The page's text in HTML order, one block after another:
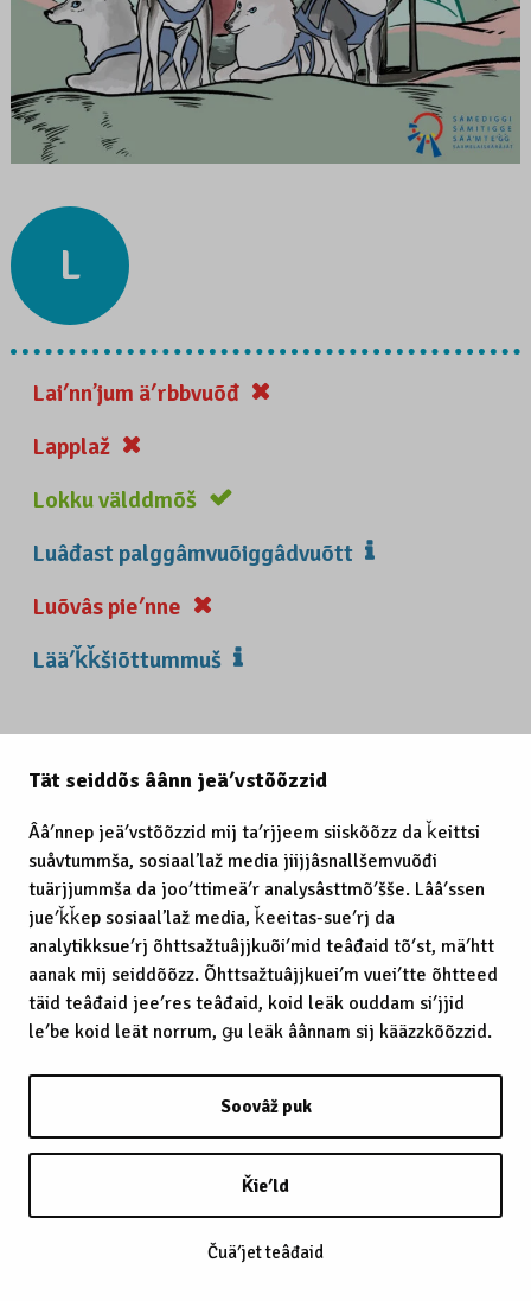
Tät seiddõs âânn jeäʹvstõõzzid
Ââʹnnep jeäʹvstõõzzid mij taʹrjjeem siiskõõzz da ǩeittsi
suåvtummša, sosiaalʼlaž media jiijjâsnallšemvuõđi
tuärjjummša da jooʹttimeäʹr analysâsttmõʹšše. Lââʹssen
jueʹǩǩep sosiaalʼlaž media, ǩeeitas-sueʹrj da
analytikksueʹrj õhttsažtuâjjkuõiʹmid teâđaid tõʹst, mäʹhtt
aanak mij seiddõõzz. Õhttsažtuâjjkueiʹm vueiʹtte õhtteed
täid teâđaid jeeʹres teâđaid, koid leäk ouddam siʹjjid
leʹbe koid leät norrum, ǥu leäk âânnam sij kääzzkõõzzid.
Soovâž puk
Ǩieʹld
Čuäʹjet teâđaid
L
Laiʹnnʼjum äʹrbbvuõđ
Lapplaž
Lokku välddmõš
Luâđast palggâmvuõiggâdvuõtt
Luõvâs pieʹnne
Lääʹǩǩšiõttummuš